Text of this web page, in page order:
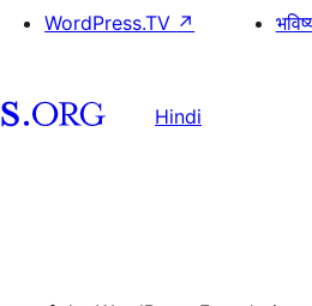
WordPress.TV ↗
Hindi